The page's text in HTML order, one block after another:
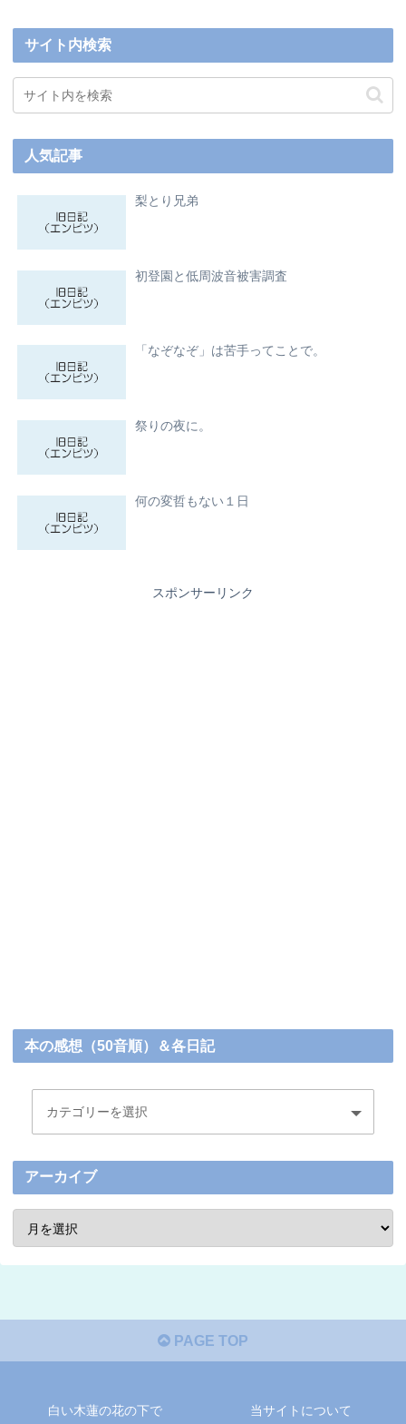
サイト内検索
人気記事
梨とり兄弟
初登園と低周波音被害調査
「なぞなぞ」は苦手ってことで。
祭りの夜に。
何の変哲もない１日
スポンサーリンク
本の感想（50音順）＆各日記
アーカイブ
PAGE TOP
白い木蓮の花の下で 当サイトについて